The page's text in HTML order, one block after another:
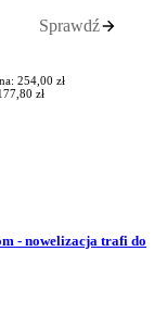
Sprawdź
254,00 zł
zł
- nowelizacja trafi do